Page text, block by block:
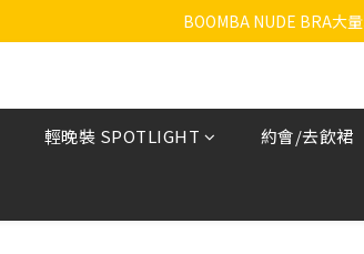
BOOMBA NUDE BRA大
輕晚裝 SPOTLIGHT 約會/去飲裙